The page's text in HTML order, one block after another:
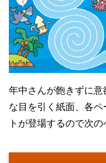
年中さんが飽きずに意
な目を引く紙面、各
トが登場するので次